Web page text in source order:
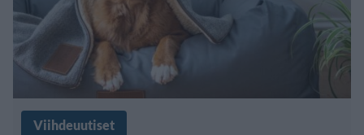
Viihdeuutiset